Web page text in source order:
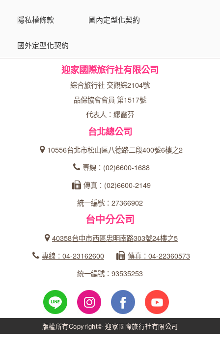
隱私權條款 國內定型化契約
國外定型化契約
迎家國際旅行社有限公司
綜合旅行社 交觀綜2104號
品保協會會員 第1517號
代表人：繆霞芬
台北總公司
10556台北市松山區八德路二段400號6樓之2
專線：(02)6600-1688
傳真：(02)6600-2149
統一編號：27366902
台中分公司
40358台中市西區忠明南路303號24樓之5
專線：04-23162600
傳真：04-22360573
統一編號：93535253
版權所有Copyright© 迎家國際旅行社有限公司